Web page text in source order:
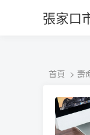
另类 专区
張家口
首頁 > 壽